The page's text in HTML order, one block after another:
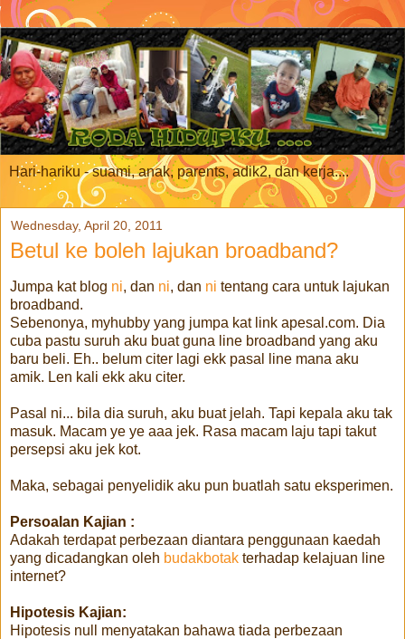
Hari-hariku - suami, anak, parents, adik2, dan kerja....
Wednesday, April 20, 2011
Betul ke boleh lajukan broadband?
Jumpa kat blog ni, dan ni, dan ni tentang cara untuk lajukan
broadband.
Sebenonya, myhubby yang jumpa kat link apesal.com. Dia
cuba pastu suruh aku buat guna line broadband yang aku
baru beli. Eh.. belum citer lagi ekk pasal line mana aku
amik. Len kali ekk aku citer.
Pasal ni... bila dia suruh, aku buat jelah. Tapi kepala aku tak
masuk. Macam ye ye aaa jek. Rasa macam laju tapi takut
persepsi aku jek kot.
Maka, sebagai penyelidik aku pun buatlah satu eksperimen.
Persoalan Kajian :
Adakah terdapat perbezaan diantara penggunaan kaedah
yang dicadangkan oleh budakbotak terhadap kelajuan line
internet?
Hipotesis Kajian:
Hipotesis null menyatakan bahawa tiada perbezaan